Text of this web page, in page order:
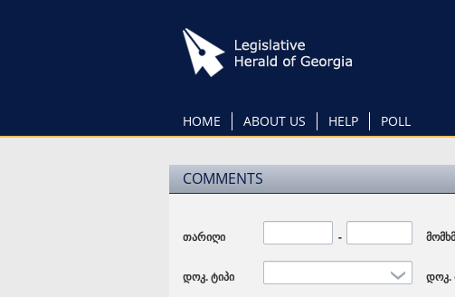
HOME ABOUT US HELP POLL
COMMENTS
თარიღი -
დოკ. ტიპი დოკ.